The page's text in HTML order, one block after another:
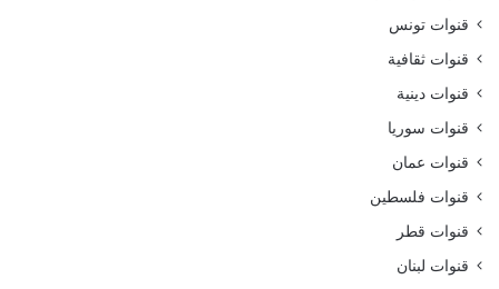
قنوات تونس
قنوات ثقافية
قنوات دينية
قنوات سوريا
قنوات عمان
قنوات فلسطين
قنوات قطر
قنوات لبنان